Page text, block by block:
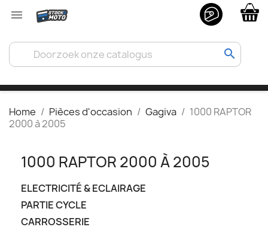

search
Home Pièces d'occasion Gagiva
1000 RAPTOR
2000 à 2005
1000 RAPTOR 2000 À 2005
ELECTRICITÉ & ECLAIRAGE
PARTIE CYCLE
CARROSSERIE